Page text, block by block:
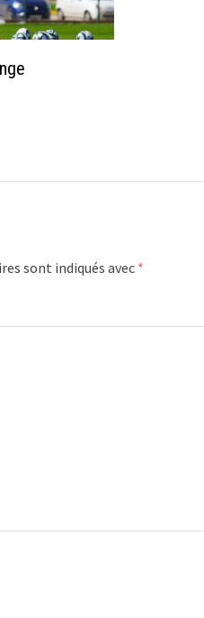
sont indiqués avec *